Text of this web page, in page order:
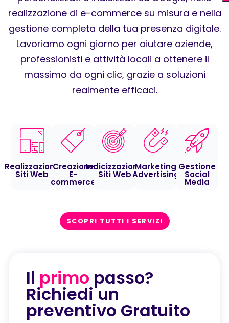
realizzazione di e-commerce su misura e nella
gestione completa della tua presenza digitale.
Lavoriamo ogni giorno per aiutare aziende,
professionisti e attività locali a ottenere il
massimo da ogni clic, grazie a soluzioni
realmente efficaci.
Realizzazione
Siti Web
Creazione
E-
commerce
Indicizzazione
Siti Web
Marketing
Advertising
Gestione
Social
Media
SCOPRI TUTTI I SERVIZI
Il primo passo?
Richiedi un
preventivo Gratuito